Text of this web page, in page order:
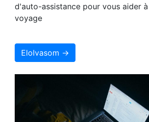
d'auto-assistance pour vous aider
voyage
Elolvasom →